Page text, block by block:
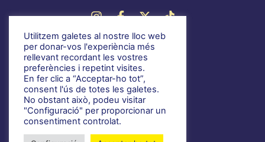
Notícies
Informació general
Voluntariat
Normativa
Política de privacitat
Telèfon de contacte: 933688376
Utilitzem galetes al nostre lloc web
per donar-vos l'experiència més
rellevant recordant les vostres
preferències i repetint visites.
En fer clic a “Acceptar-ho tot”,
consent l'ús de totes les galetes.
No obstant això, podeu visitar
"Configuració" per proporcionar un
consentiment controlat.